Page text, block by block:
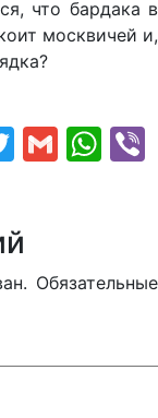
что бардака в
москвичей и,
Twitter
Gmail
Обязательные